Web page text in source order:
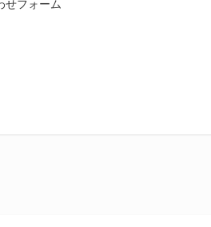
せフォーム